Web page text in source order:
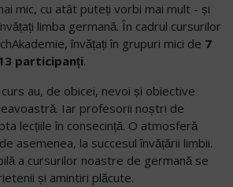
mic, cu atât puteți vorbi mai mult - și
limba germană. În cadrul cursurilor
învățați în grupuri mici de 7
participanți.
au, de obicei, nevoi și obiective
Iar profesorii noștri de
lecțiile în consecință. O atmosferă
asemenea, la succesul învățării limbii.
a cursurilor noastre de germană se
și amintiri plăcute.